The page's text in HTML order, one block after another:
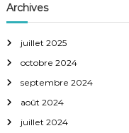
e
l
’
a
Archives
juillet 2025
octobre 2024
septembre 2024
août 2024
juillet 2024